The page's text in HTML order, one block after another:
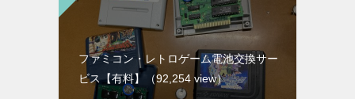
ファミコン・レトロゲーム電池交換サー
ビス【有料】
（92,254 view）